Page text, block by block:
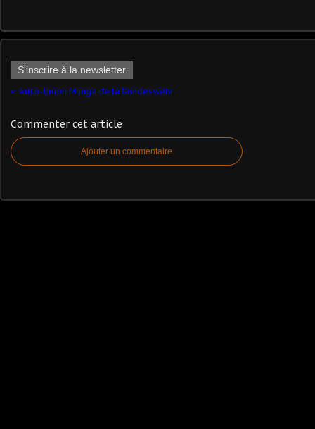
S'inscrire à la newsletter
Auto-Union Munga de la Bundeswehr
Commenter cet article
Ajouter un commentaire